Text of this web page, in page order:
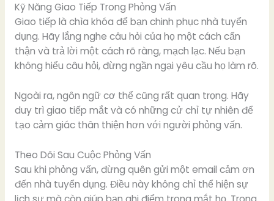
Kỹ Năng Giao Tiếp Trong Phỏng Vấn
Giao tiếp là chìa khóa để bạn chinh phục nhà tuyển
dụng. Hãy lắng nghe câu hỏi của họ một cách cẩn
thận và trả lời một cách rõ ràng, mạch lạc. Nếu bạn
không hiểu câu hỏi, đừng ngần ngại yêu cầu họ làm rõ.
Ngoài ra, ngôn ngữ cơ thể cũng rất quan trọng. Hãy
duy trì giao tiếp mắt và có những cử chỉ tự nhiên để
tạo cảm giác thân thiện hơn với người phỏng vấn.
Theo Dõi Sau Cuộc Phỏng Vấn
Sau khi phỏng vấn, đừng quên gửi một email cảm ơn
đến nhà tuyển dụng. Điều này không chỉ thể hiện sự